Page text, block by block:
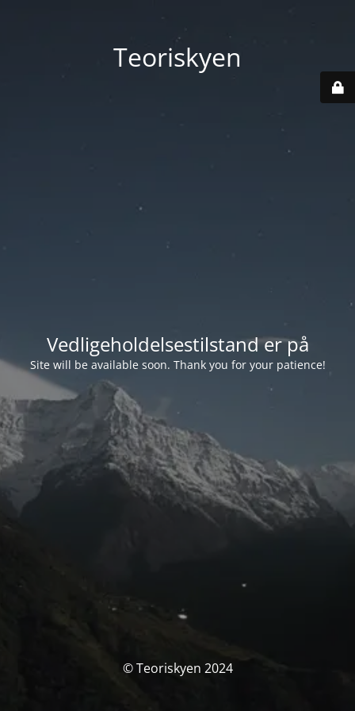
Teoriskyen
Vedligeholdelsestilstand er på
Site will be available soon. Thank you for your patience!
© Teoriskyen 2024